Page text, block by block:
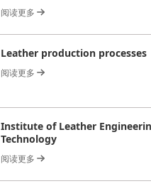
阅读更多
Leather production processes
阅读更多
Institute of Leather
Technology
阅读更多